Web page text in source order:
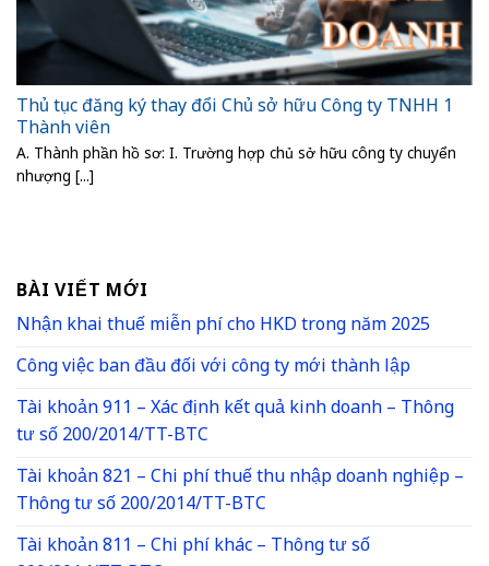
Thủ tục đăng ký thay đổi Chủ sở hữu Công ty TNHH 1
Thành viên
A. Thành phần hồ sơ: I. Trường hợp chủ sở hữu công ty chuyển
nhượng [...]
BÀI VIẾT MỚI
Nhận khai thuế miễn phí cho HKD trong năm 2025
Công việc ban đầu đối với công ty mới thành lập
Tài khoản 911 – Xác định kết quả kinh doanh – Thông
tư số 200/2014/TT-BTC
Tài khoản 821 – Chi phí thuế thu nhập doanh nghiệp –
Thông tư số 200/2014/TT-BTC
Tài khoản 811 – Chi phí khác – Thông tư số